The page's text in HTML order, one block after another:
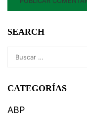
SEARCH
CATEGORÍAS
ABP